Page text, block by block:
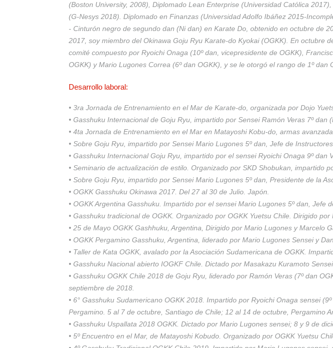
(Boston University, 2008), Diplomado Lean Enterprise (Universidad Católica
(G-Nesys 2018). Diplomado en Finanzas (Universidad Adolfo Ibáñez 2015-
- Cinturón negro de segundo dan (Ni dan) en Karate Do, obtenido en octubre de
2017, soy miembro del Okinawa Goju Ryu Karate-do Kyokai (OGKK). En octubre
comité compuesto por Ryoichi Onaga (10º dan, vicepresidente de OGKK),
OGKK) y Mario Lugones Correa (6º dan OGKK), y se le otorgó el rango de 1º dan
Desarrollo laboral:
• 3ra Jornada de Entrenamiento en el Mar de Karate-do, organizada por Dojo
• Gasshuku Internacional de Goju Ryu, impartido por Sensei Ramón Veras 7º
• 4ta Jornada de Entrenamiento en el Mar en Matayoshi Kobu-do, armas
• Sobre Goju Ryu, impartido por Sensei Mario Lugones 5º dan, Jefe de
• Gasshuku Internacional Goju Ryu, impartido por el sensei Ryoichi Onaga 9º dan
• Seminario de actualización de estilo. Organizado por SKD Shobukan, impartido
• Sobre Goju Ryu, impartido por Sensei Mario Lugones 5º dan, Presidente de la
• OGKK Gasshuku Okinawa 2017. Del 27 al 30 de Julio. Japón.
• OGKK Argentina Gasshuku. Impartido por el sensei Mario Lugones 5º dan,
• Gasshuku tradicional de OGKK. Organizado por OGKK Yuetsu Chile. Dirigido
• 25 de Mayo OGKK Gashhuku, Argentina, Dirigido por Mario Lugones y Marcelo
• OGKK Pergamino Gasshuku, Argentina, liderado por Mario Lugones Sensei y
• Taller de Kata OGKK, avalado por la Asociación Sudamericana de OGKK.
• Gasshuku Nacional abierto IOGKF Chile. Dictado por Masakazu Kuramoto
• Gasshuku OGKK Chile 2018 de Goju Ryu, liderado por Ramón Veras (7º dan
septiembre de 2018.
• 6° Gasshuku Sudamericano OGKK 2018. Impartido por Ryoichi Onaga sensei
Pergamino. 5 al 7 de octubre, Santiago de Chile; 12 al 14 de octubre, Pergamino
• Gasshuku Uspallata 2018 OGKK. Dictado por Mario Lugones sensei; 8 y 9 de
• 5º Encuentro en el Mar, de Matayoshi Kobudo. Organizado por OGKK Yuetsu